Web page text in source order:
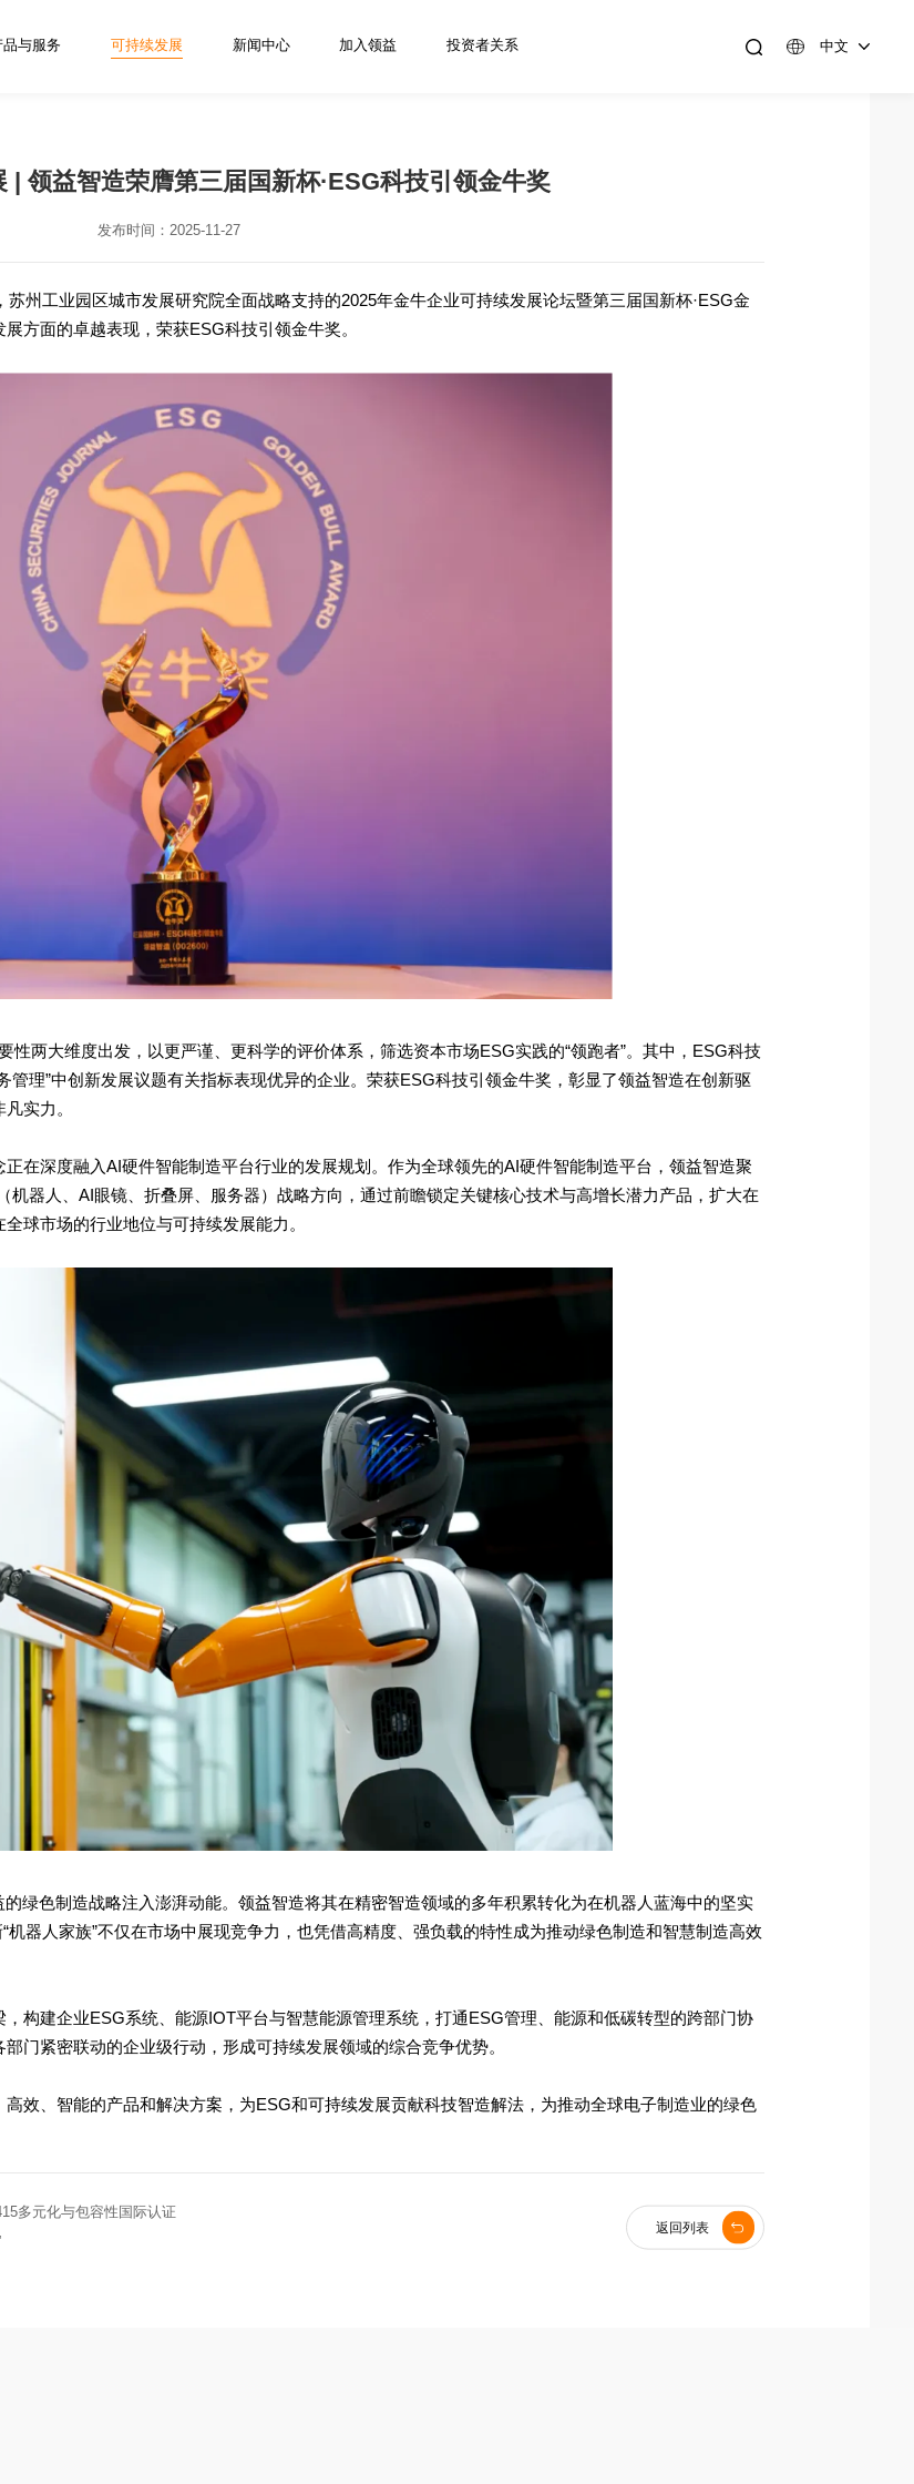
品与服务 可持续发展 新闻中心 加入领益 投资者关系 中文
| 领益智造荣膺第三届国新杯·ESG科技引领金牛奖
发布时间：2025-11-27
州工业园区城市发展研究院全面战略支持的2025年金牛企业可持续发展论坛暨第三届国新杯·ESG金
方面的卓越表现，荣获ESG科技引领金牛奖。
性两大维度出发，以更严谨、更科学的评价体系，筛选资本市场ESG实践的“领跑者”。其中，ESG科技
管理”中创新发展议题有关指标表现优异的企业。荣获ESG科技引领金牛奖，彰显了领益智造在创新驱
实力。
在深度融入AI硬件智能制造平台行业的发展规划。作为全球领先的AI硬件智能制造平台，领益智造聚
机器人、AI眼镜、折叠屏、服务器）战略方向，通过前瞻锁定关键核心技术与高增长潜力产品，扩大在
球市场的行业地位与可持续发展能力。
绿色制造战略注入澎湃动能。领益智造将其在精密智造领域的多年积累转化为在机器人蓝海中的坚实
器人家族”不仅在市场中展现竞争力，也凭借高精度、强负载的特性成为推动绿色制造和智慧制造高效
构建企业ESG系统、能源IOT平台与智慧能源管理系统，打通ESG管理、能源和低碳转型的跨部门协
门紧密联动的企业级行动，形成可持续发展领域的综合竞争优势。
效、智能的产品和解决方案，为ESG和可持续发展贡献科技智造解法，为推动全球电子制造业的绿色
返回列表
多元化与包容性国际认证